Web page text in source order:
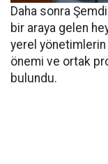
Daha sonra
bir araya gelen
yerel yönetimlerin
önemi ve ortak
bulundu.